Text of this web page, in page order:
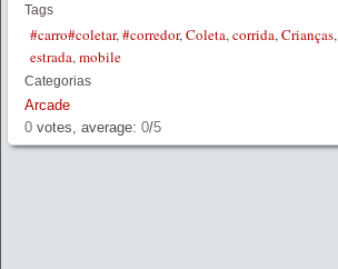
Tags
#carro#coletar,#corredor,Coleta,corrida,Crianças,
estrada,mobile
Categorias
Arcade
0 votes, average: 0/5